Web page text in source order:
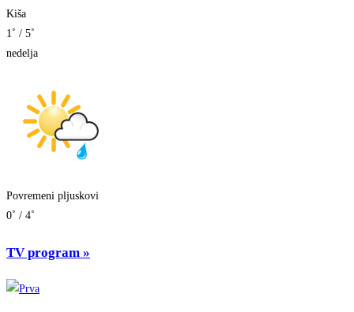
Kiša
1˚ / 5˚
nedelja
Povremeni pljuskovi
0˚ / 4˚
TV program »